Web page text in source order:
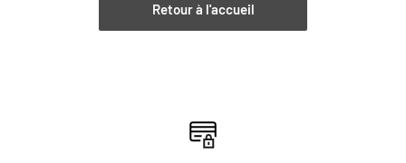
Retour à l'accueil